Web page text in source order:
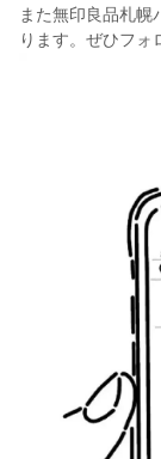
また無印良品札幌
ります。ぜひフォ